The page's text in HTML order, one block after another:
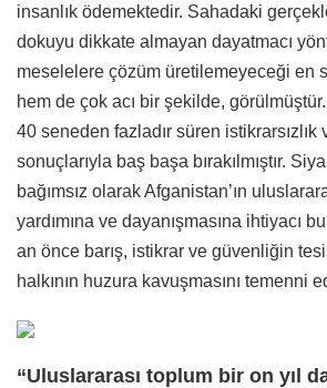
insanlık ödemektedir. Sahadaki
dokuyu dikkate almayan dayatmacı
meselelere çözüm üretilemeyeceği en
hem de çok acı bir şekilde,
40 seneden fazladır süren istikrarsızlık
sonuçlarıyla baş başa bırakılmıştır.
bağımsız olarak Afganistan’ın
yardımına ve dayanışmasına ihtiyacı
an önce barış, istikrar ve güvenliğin
halkının huzura kavuşmasını temenni
“Uluslararası toplum bir on yıl